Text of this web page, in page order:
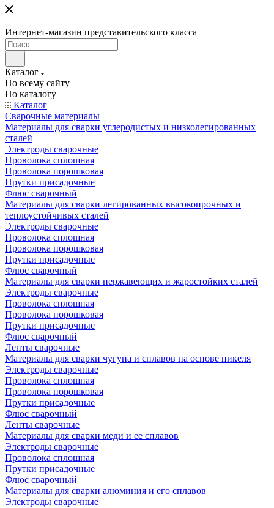
Интернет-магазин представительского класса
Каталог
По всему сайту
По каталогу
Каталог
Сварочные материалы
Материалы для сварки углеродистых и низколегированных
сталей
Электроды сварочные
Проволока сплошная
Проволока порошковая
Прутки присадочные
Флюс сварочный
Материалы для сварки легированных высокопрочных и
теплоустойчивых сталей
Электроды сварочные
Проволока сплошная
Проволока порошковая
Прутки присадочные
Флюс сварочный
Материалы для сварки нержавеющих и жаростойких сталей
Электроды сварочные
Проволока сплошная
Проволока порошковая
Прутки присадочные
Флюс сварочный
Ленты сварочные
Материалы для сварки чугуна и сплавов на основе никеля
Электроды сварочные
Проволока сплошная
Проволока порошковая
Прутки присадочные
Флюс сварочный
Ленты сварочные
Материалы для сварки меди и ее сплавов
Электроды сварочные
Проволока сплошная
Прутки присадочные
Флюс сварочный
Материалы для сварки алюминия и его сплавов
Электроды сварочные